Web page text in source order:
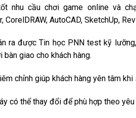
nhu cầu chơi game online và
CorelDRAW, AutoCAD, SketchUp,
ra được Tin học PNN test kỹ
giao cho khách hàng.
chỉnh giúp khách hàng yên tâm
có thể thay đổi để phù hợp theo yêu